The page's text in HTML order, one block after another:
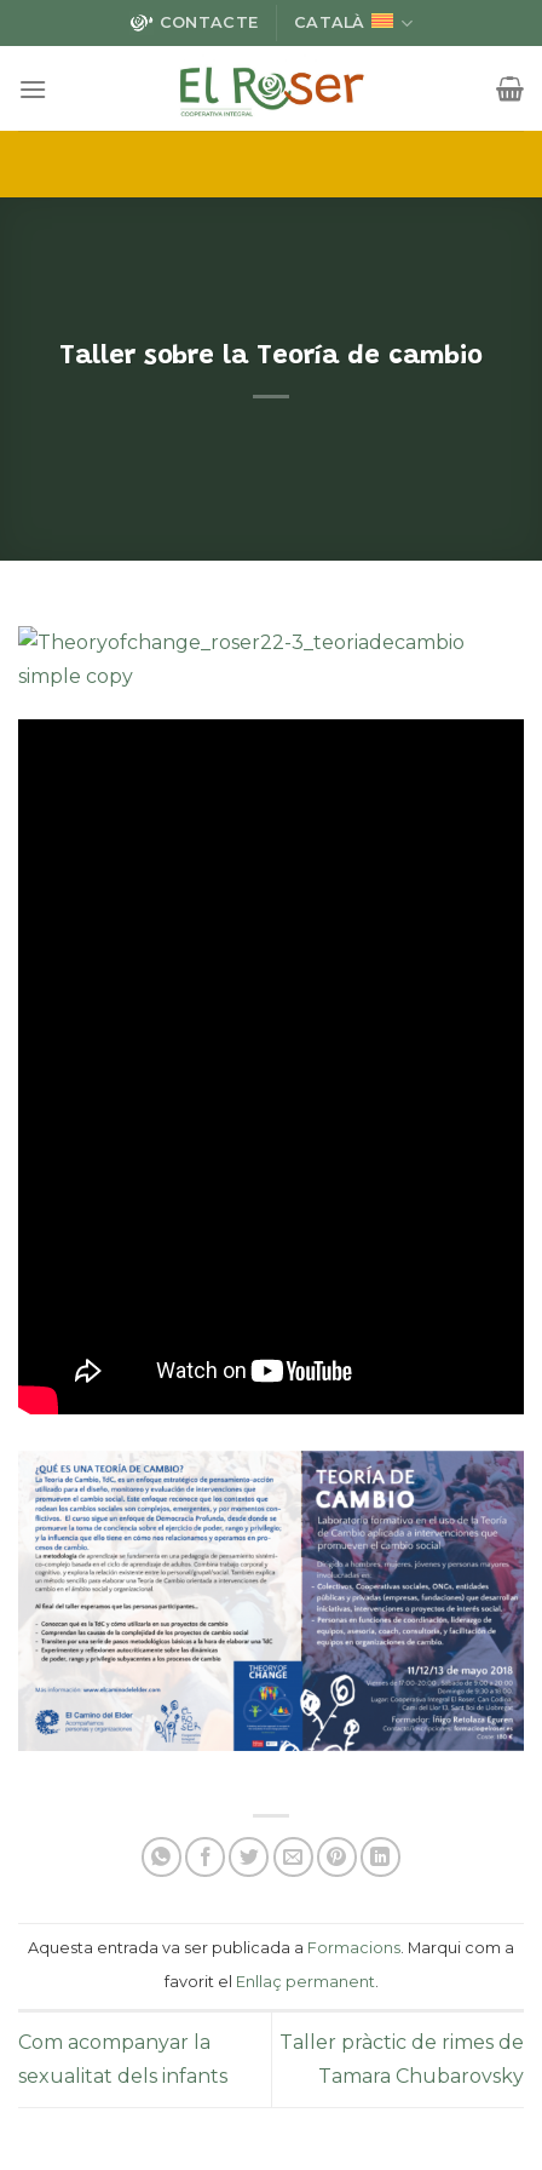
to
content
CONTACTE CATALÀ
Taller sobre la Teoría de cambio
Aquesta entrada va ser publicada a Formacions . Marqui com a
favorit el Enllaç permanent
Com acompanyar la
sexualitat dels infants
Taller pràctic de rimes de
Tamara Chubarovsky